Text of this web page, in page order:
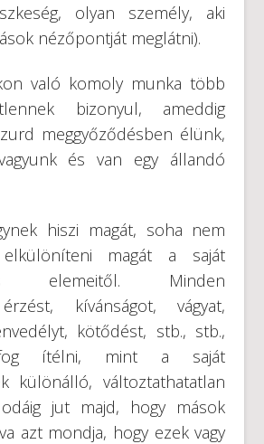
olyan személy, aki
nézőpontját meglátni).
való komoly munka több
bizonyul, ameddig
meggyőződésben élünk,
és van egy állandó
hiszi magát, soha nem
magát a saját
elemeitől. Minden
kívánságot, vágyat,
kötődést, stb., stb.,
ítélni, mint a saját
különálló, változtathatatlan
jut majd, hogy mások
azt mondja, hogy ezek vagy